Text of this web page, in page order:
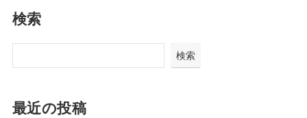
検索
検索
最近の投稿